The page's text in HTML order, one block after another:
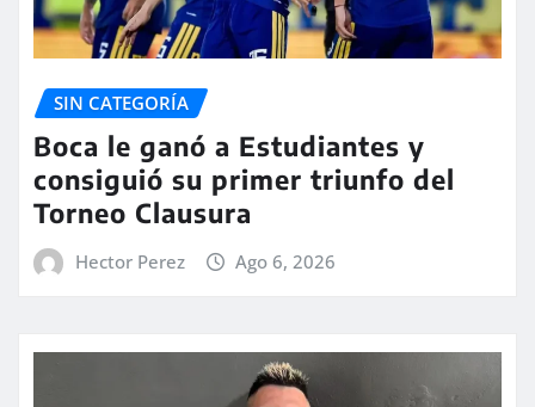
SIN CATEGORÍA
Boca le ganó a Estudiantes y
consiguió su primer triunfo del
Torneo Clausura
Hector Perez Ago 6, 2026